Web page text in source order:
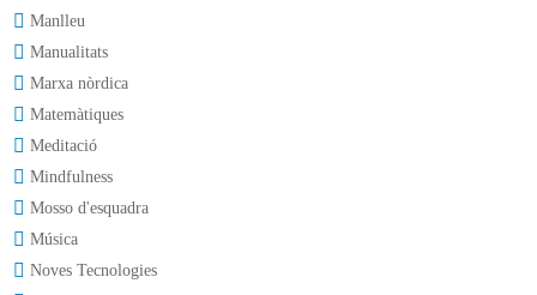
Manlleu
Manualitats
Marxa nòrdica
Matemàtiques
Meditació
Mindfulness
Mosso d'esquadra
Música
Noves Tecnologies